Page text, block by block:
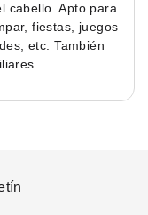
cabello. Apto para
fiestas, juegos
etc. También